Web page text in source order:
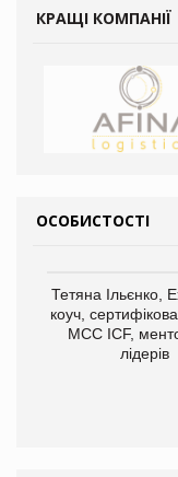
КРАЩІ КОМПАНІЇ
ОСОБИСТОСТІ
Тетяна Ільєнко,
коуч,
МСС ICF,
лідерів